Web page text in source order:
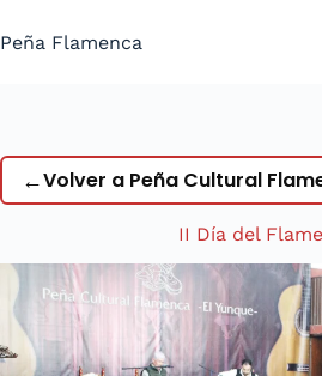
al
Peña Flamenca
←Volver a Peña Cultural
II Día del